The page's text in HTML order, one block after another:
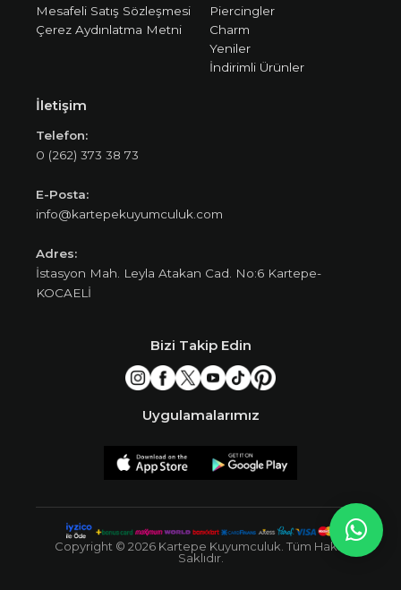
Mesafeli Satış Sözleşmesi
Çerez Aydınlatma Metni
Piercingler
Charm
Yeniler
İndirimli Ürünler
İletişim
Telefon:
0 (262) 373 38 73
E-Posta:
info@kartepekuyumculuk.com
Adres:
İstasyon Mah. Leyla Atakan Cad. No:6 Kartepe-
KOCAELİ
Bizi Takip Edin
Uygulamalarımız
Copyright © 2026 Kartepe Kuyumculuk. Tüm Hakkı
Saklıdır.